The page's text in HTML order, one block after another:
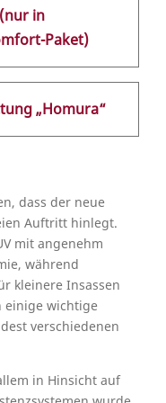
in
Paket)
„Homura“
dass der neue
Auftritt hinlegt.
mit angenehm
während
kleinere Insassen
einige wichtige
verschiedenen
in Hinsicht auf